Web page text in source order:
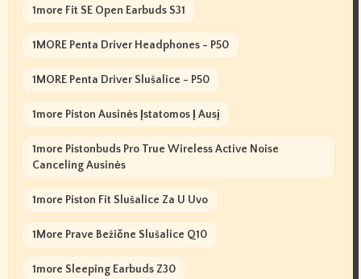
1more Fit SE Open Earbuds S31
1MORE Penta Driver Headphones - P50
1MORE Penta Driver Slušalice - P50
1more Piston Ausinės Įstatomos Į Ausį
1more Pistonbuds Pro True Wireless Active Noise
Canceling Ausinės
1more Piston Fit Slušalice Za U Uvo
1More Prave Bežične Slušalice Q10
1more Sleeping Earbuds Z30